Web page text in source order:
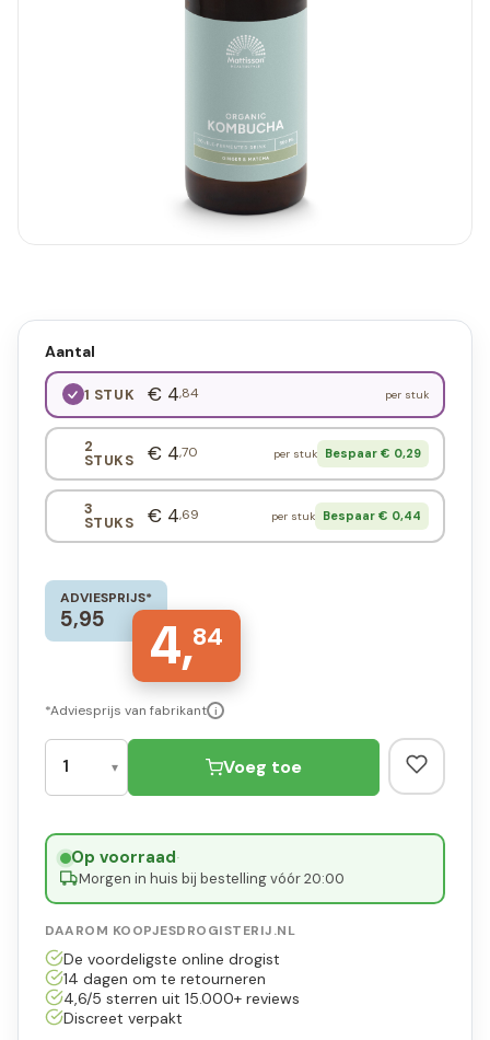
Aantal
1 STUK € 4,84 per stuk
2
STUKS € 4,70 per stuk Bespaar € 0,29
3
STUKS € 4,69 per stuk Bespaar € 0,44
ADVIESPRIJS*
5,95 4,84
*Adviesprijs van fabrikant i
Voeg toe
Op voorraad·
Morgen in huis bij bestelling vóór 20:00
DAAROM KOOPJESDROGISTERIJ.NL
De voordeligste online drogist
14 dagen om te retourneren
4,6/5 sterren uit 15.000+ reviews
Discreet verpakt